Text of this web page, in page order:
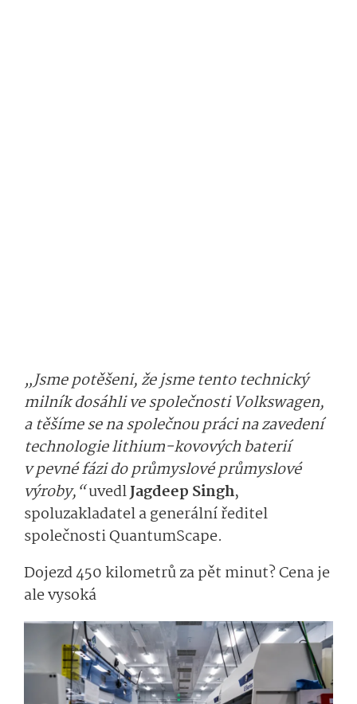
„Jsme potěšeni, že jsme tento technický
milník dosáhli ve společnosti Volkswagen,
a těšíme se na společnou práci na zavedení
technologie lithium-kovových baterií
v pevné fázi do průmyslové průmyslové
výroby,“uvedlJagdeep Singh,
spoluzakladatel a generální ředitel
společnosti QuantumScape.
Dojezd 450 kilometrů za pět minut? Cena je
ale vysoká